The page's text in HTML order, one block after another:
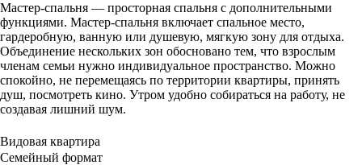
Мастер-спальня — просторная спальня с дополнительными
функциями. Мастер-спальня включает спальное место,
гардеробную, ванную или душевую, мягкую зону для отдыха.
Объединение нескольких зон обосновано тем, что взрослым
членам семьи нужно индивидуальное пространство. Можно
спокойно, не перемещаясь по территории квартиры, принять
душ, посмотреть кино. Утром удобно собираться на работу, не
создавая лишний шум.
Видовая квартира
Семейный формат